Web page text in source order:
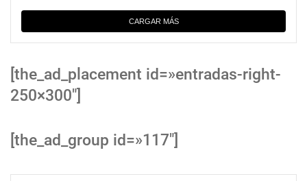
CARGAR MÁS
[the_ad_placement id=»entradas-right-
250×300″]
[the_ad_group id=»117″]